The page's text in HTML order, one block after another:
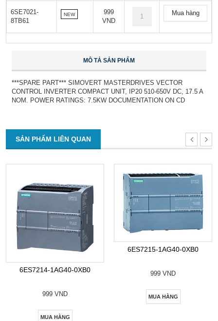
6SE7021-
8TB61
NEW
999
VND
Mua hàng
MÔ TẢ SẢN PHẨM
***SPARE PART*** SIMOVERT MASTERDRIVES VECTOR
CONTROL INVERTER COMPACT UNIT, IP20 510-650V DC, 17.5 A
NOM. POWER RATINGS: 7.5KW DOCUMENTATION ON CD
SẢN PHẨM LIÊN QUAN
6ES7214-1AG40-0XB0
999 VND
MUA HÀNG
6ES7215-1AG40-0XB0
999 VND
MUA HÀNG